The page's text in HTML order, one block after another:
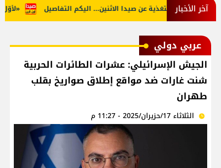
آخر الأخبار «لأوّل توقف التغذية عن صيدا الاثنين... اليكم التفاصيل
عربي دولي
الجيش الإسرائيلي: عشرات الطائرات الحربية
شنت غارات ضد مواقع إطلاق صواريخ بقلب
طهران
الثلاثاء 17/حزيران/2025 - 11:27 م